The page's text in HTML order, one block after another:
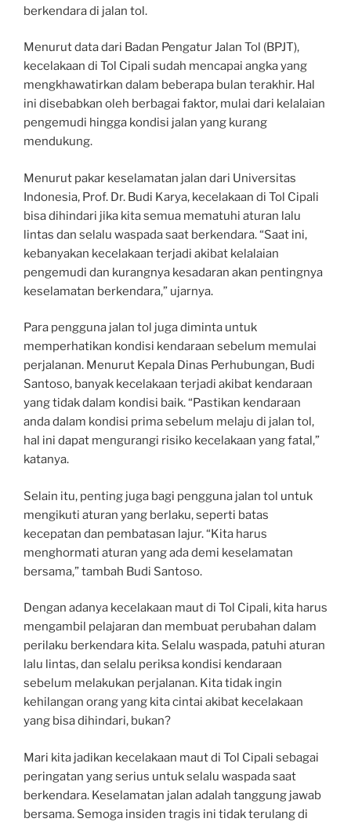
berkendara di jalan tol.
Menurut data dari Badan Pengatur Jalan Tol (BPJT),
kecelakaan di Tol Cipali sudah mencapai angka yang
mengkhawatirkan dalam beberapa bulan terakhir. Hal
ini disebabkan oleh berbagai faktor, mulai dari kelalaian
pengemudi hingga kondisi jalan yang kurang
mendukung.
Menurut pakar keselamatan jalan dari Universitas
Indonesia, Prof. Dr. Budi Karya, kecelakaan di Tol Cipali
bisa dihindari jika kita semua mematuhi aturan lalu
lintas dan selalu waspada saat berkendara. “Saat ini,
kebanyakan kecelakaan terjadi akibat kelalaian
pengemudi dan kurangnya kesadaran akan pentingnya
keselamatan berkendara,” ujarnya.
Para pengguna jalan tol juga diminta untuk
memperhatikan kondisi kendaraan sebelum memulai
perjalanan. Menurut Kepala Dinas Perhubungan, Budi
Santoso, banyak kecelakaan terjadi akibat kendaraan
yang tidak dalam kondisi baik. “Pastikan kendaraan
anda dalam kondisi prima sebelum melaju di jalan tol,
hal ini dapat mengurangi risiko kecelakaan yang fatal,”
katanya.
Selain itu, penting juga bagi pengguna jalan tol untuk
mengikuti aturan yang berlaku, seperti batas
kecepatan dan pembatasan lajur. “Kita harus
menghormati aturan yang ada demi keselamatan
bersama,” tambah Budi Santoso.
Dengan adanya kecelakaan maut di Tol Cipali, kita harus
mengambil pelajaran dan membuat perubahan dalam
perilaku berkendara kita. Selalu waspada, patuhi aturan
lalu lintas, dan selalu periksa kondisi kendaraan
sebelum melakukan perjalanan. Kita tidak ingin
kehilangan orang yang kita cintai akibat kecelakaan
yang bisa dihindari, bukan?
Mari kita jadikan kecelakaan maut di Tol Cipali sebagai
peringatan yang serius untuk selalu waspada saat
berkendara. Keselamatan jalan adalah tanggung jawab
bersama. Semoga insiden tragis ini tidak terulang di